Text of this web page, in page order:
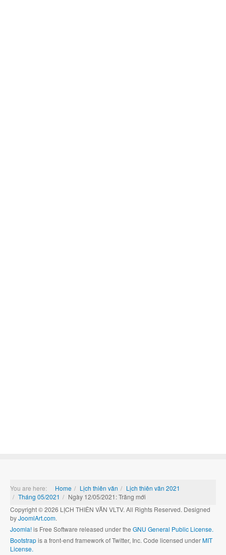
You are here: Home Lịch thiên văn
Lịch thiên văn 2021
Tháng 05/2021
Ngày 12/05/2021: Trăng mới
Copyright © 2026 LỊCH THIÊN VĂN VLTV. All Rights Reserved. Designed
byJoomlArt.com.
Joomla!is Free Software released under the GNU General Public License.
Bootstrapis a front-end framework of Twitter, Inc. Code licensed underMIT
License.